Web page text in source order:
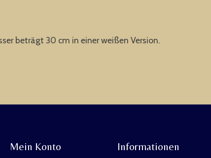
beträgt 30 cm in einer weißen Version.
Mein Konto Informationen